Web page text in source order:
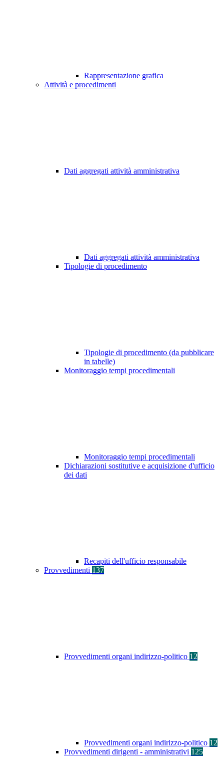
Rappresentazione grafica
Attività e procedimenti
Dati aggregati attività amministrativa
Dati aggregati attività amministrativa
Tipologie di procedimento
Tipologie di procedimento (da pubblicare
in tabelle)
Monitoraggio tempi procedimentali
Monitoraggio tempi procedimentali
Dichiarazioni sostitutive e acquisizione d'ufficio
dei dati
Recapiti dell'ufficio responsabile
Provvedimenti 137
Provvedimenti organi indirizzo-politico 12
Provvedimenti organi indirizzo-politico 12
Provvedimenti dirigenti - amministrativi 125